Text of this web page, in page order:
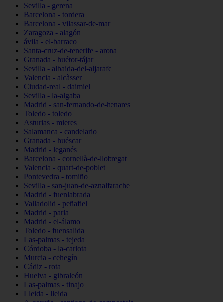
Sevilla - gerena
Barcelona - tordera
Barcelona - vilassar-de-mar
Zaragoza - alagón
ávila - el-barraco
Santa-cruz-de-tenerife - arona
Granada - huétor-tájar
Sevilla - albaida-del-aljarafe
Valencia - alcàsser
Ciudad-real - daimiel
Sevilla - la-algaba
Madrid - san-fernando-de-henares
Toledo - toledo
Asturias - mieres
Salamanca - candelario
Granada - huéscar
Madrid - leganés
Barcelona - cornellà-de-llobregat
Valencia - quart-de-poblet
Pontevedra - tomiño
Sevilla - san-juan-de-aznalfarache
Madrid - fuenlabrada
Valladolid - peñafiel
Madrid - parla
Madrid - el-álamo
Toledo - fuensalida
Las-palmas - tejeda
Córdoba - la-carlota
Murcia - cehegín
Cádiz - rota
Huelva - gibraleón
Las-palmas - tinajo
Lleida - lleida